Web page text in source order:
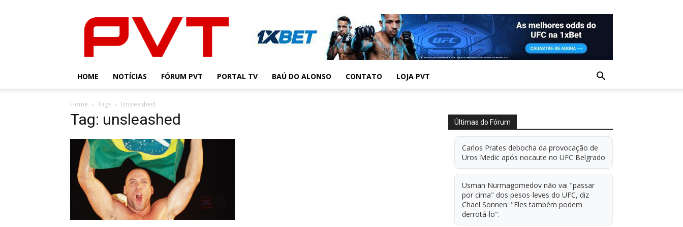
HOME NOTÍCIAS FÓRUM PVT PORTAL TV BAÚ DO ALONSO CONTATO LOJA PVT
Home Tags Unsleashed
Tag: unsleashed Últimas do Fórum
Carlos Prates debocha da provocação de
Uros Medic após nocaute no UFC Belgrado
Usman Nurmagomedov não vai "passar
por cima" dos pesos-leves do UFC, diz
Chael Sonnen: "Eles também podem
derrotá-lo".